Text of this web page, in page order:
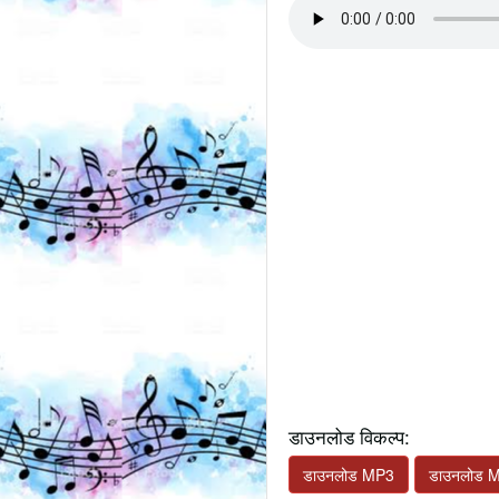
डाउनलोड विकल्प:
डाउनलोड MP3 डाउनलोड